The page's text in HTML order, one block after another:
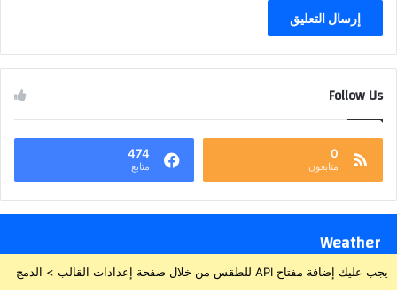
Follow Us
0
متابعون
474
متابع
Weather
يجب عليك إضافة مفتاح API للطقس من خلال صفحة إعدادات القالب > الدمج